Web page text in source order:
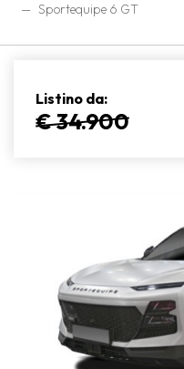
Sportequipe 6 GT
Listino da:
€ 34.900